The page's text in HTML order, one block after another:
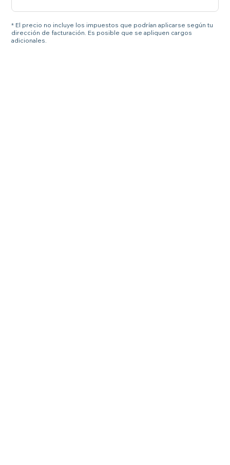
* El precio no incluye los impuestos que podrían aplicarse según tu
dirección de facturación. Es posible que se apliquen cargos
adicionales.